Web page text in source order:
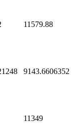
11579.88
9143.6606352
11349